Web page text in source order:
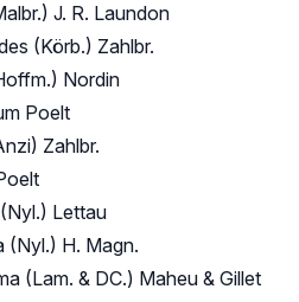
J. R. Laundon
(Körb.) Zahlbr.
Nordin
Poelt
Zahlbr.
Lettau
(Nyl.) H. Magn.
(Lam. & DC.) Maheu & Gillet